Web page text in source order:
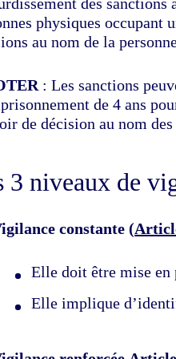
physiques occupant
au nom de la
: Les sanctions
de 4 ans
de décision au nom
3 niveaux de
constante (
Elle doit être mise en
Elle implique